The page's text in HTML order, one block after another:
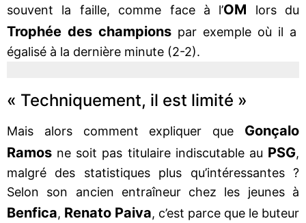
souvent la faille, comme face à l’OM lors du
Trophée des champions par exemple où il a
égalisé à la dernière minute (2-2).
« Techniquement, il est limité »
Mais alors comment expliquer que Gonçalo
Ramos ne soit pas titulaire indiscutable au PSG,
malgré des statistiques plus qu’intéressantes ?
Selon son ancien entraîneur chez les jeunes à
Benfica, Renato Paiva, c’est parce que le buteur